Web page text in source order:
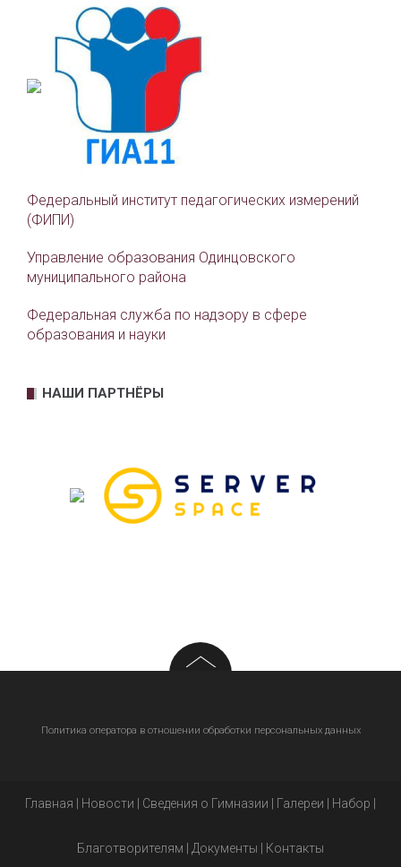
Федеральный институт педагогических измерений
(ФИПИ)
Управление образования Одинцовского
муниципального района
Федеральная служба по надзору в сфере
образования и науки
НАШИ ПАРТНЁРЫ
Политика оператора в отношении обработки персональных данных
Главная Новости Сведения о Гимназии Галереи Набор
Благотворителям Документы Контакты